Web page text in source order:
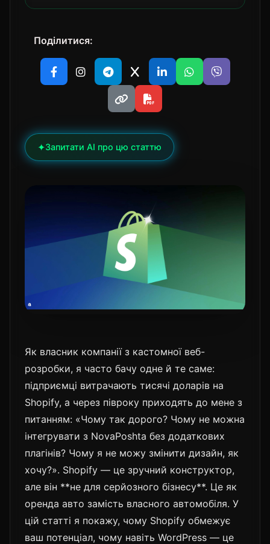
Поділитися:
✦Запитати AI про цю статтю
Як власник компанії з кастомної веб-
розробки, я часто бачу одне й те саме:
підприємці витрачають тисячі доларів на
Shopify, а через півроку приходять до мене з
питанням: «Чому так дорого? Чому не можна
інтегрувати з NovaPoshta без додаткових
плагінів? Чому я не можу змінити дизайн, як
хочу?». Shopify — це зручний конструктор,
але він **не для серйозного бізнесу**. Це як
оренда авто замість власного автомобіля. У
цій статті я покажу, чому Shopify обмежує
ваш потенціал, чому навіть WordPress — це